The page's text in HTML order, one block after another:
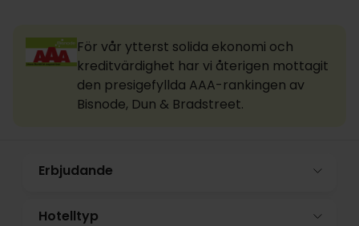
För vår ytterst solida ekonomi och
kreditvärdighet har vi återigen mottagit
den presigefyllda AAA-rankingen av
Bisnode, Dun & Bradstreet.
Erbjudande
Hotelltyp